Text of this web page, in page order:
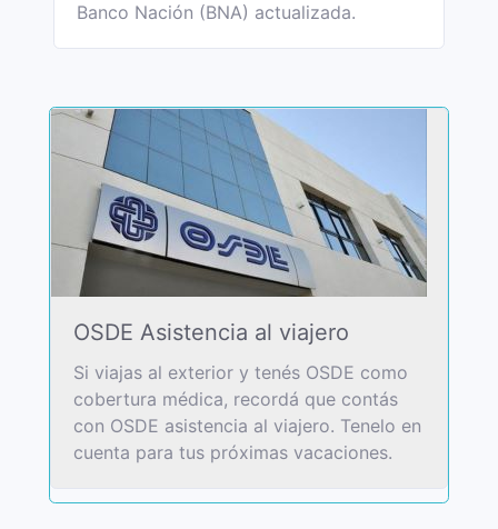
Banco Nación (BNA) actualizada.
OSDE Asistencia al viajero
Si viajas al exterior y tenés OSDE como
cobertura médica, recordá que contás
con OSDE asistencia al viajero. Tenelo en
cuenta para tus próximas vacaciones.